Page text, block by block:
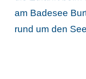
am Badesee
rund um den